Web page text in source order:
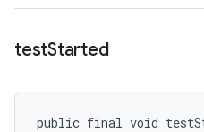
testStarted
public final void